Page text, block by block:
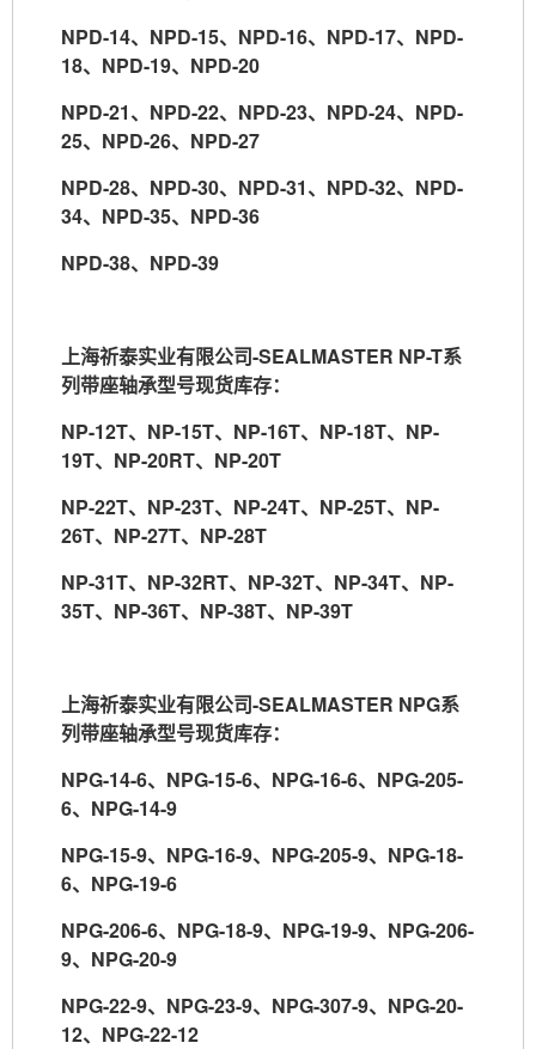
NPD-14、 NPD-15、 NPD-16、 NPD-17、 NPD-
18、 NPD-19、 NPD-20
NPD-21、 NPD-22、 NPD-23、 NPD-24、 NPD-
25、 NPD-26、 NPD-27
NPD-28、 NPD-30、 NPD-31、 NPD-32、 NPD-
34、 NPD-35、 NPD-36
NPD-38、 NPD-39
上海祈泰实业有限公司-SEALMASTER NP-T系
列带座轴承型号现货库存：
NP-12T、 NP-15T、 NP-16T、 NP-18T、 NP-
19T、 NP-20RT、 NP-20T
NP-22T、 NP-23T、 NP-24T、 NP-25T、 NP-
26T、 NP-27T、 NP-28T
NP-31T、 NP-32RT、 NP-32T、 NP-34T、 NP-
35T、 NP-36T、 NP-38T、 NP-39T
上海祈泰实业有限公司-SEALMASTER NPG系
列带座轴承型号现货库存：
NPG-14-6、 NPG-15-6、 NPG-16-6、 NPG-205-
6、 NPG-14-9
NPG-15-9、 NPG-16-9、 NPG-205-9、 NPG-18-
6、 NPG-19-6
NPG-206-6、 NPG-18-9、 NPG-19-9、 NPG-206-
9、 NPG-20-9
NPG-22-9、 NPG-23-9、 NPG-307-9、 NPG-20-
12、 NPG-22-12